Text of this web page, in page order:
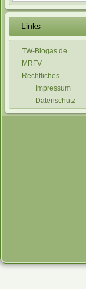
Links
TW-Biogas.de
MRFV
Rechtliches
Impressum
Datenschutz